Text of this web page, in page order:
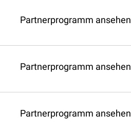
Partnerprogramm ansehen
Partnerprogramm ansehen
Partnerprogramm ansehen